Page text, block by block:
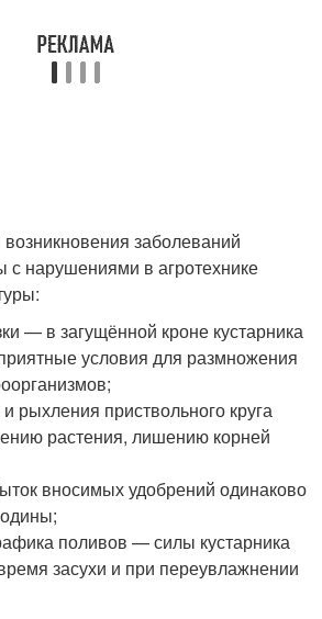
заболеваний
нарушениями в агротехнике
— в загущённой кроне кустарника
условия для размножения
рыхления приствольного круга
растения, лишению корней
вносимых удобрений одинаково
поливов — силы кустарника
засухи и при переувлажнении